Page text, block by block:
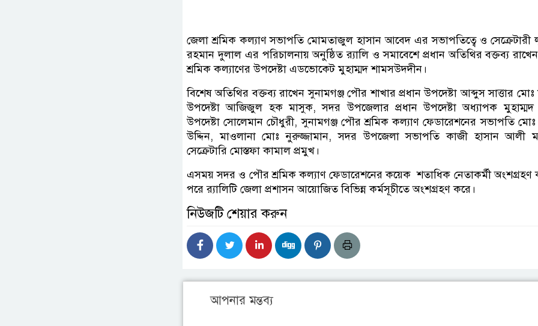
জেলা শ্রমিক কল্যাণ সভাপতি মোমতাজুল হাসান আবেদ এর সভাপতিত্বে ও
রহমান দুলাল এর পরিচালনায় অনুষ্ঠিত র‌্যালি ও সমাবেশে প্রধান অতিথির বক্তব্য
শ্রমিক কল্যাণের উপদেষ্টা এডভোকেট মুহাম্মদ শামসউদদীন।
বিশেষ অতিথির বক্তব্য রাখেন সুনামগঞ্জ পৌর শাখার প্রধান উপদেষ্টা আব্দুস সাত্তার
উপদেষ্টা আজিজুল হক মাসুক, সদর উপজেলার প্রধান উপদেষ্টা অধ্যাপক
উপদেষ্টা সোলেমান চৌধুরী, সুনামগঞ্জ পৌর শ্রমিক কল্যাণ ফেডারেশনের সভাপতি
উদ্দিন, মাওলানা মোঃ নুরুজ্জামান, সদর উপজেলা সভাপতি কাজী হাসান আলী
সেক্রেটারি মোস্তফা কামাল প্রমুখ।
এসময় সদর ও পৌর শ্রমিক কল্যাণ ফেডারেশনের কয়েক শতাধিক নেতাকর্মী অংশগ্রহণ
পরে র‌্যালিটি জেলা প্রশাসন আয়োজিত বিভিন্ন কর্মসূচীতে অংশগ্রহণ করে।
নিউজটি শেয়ার করুন
আপনার মন্তব্য